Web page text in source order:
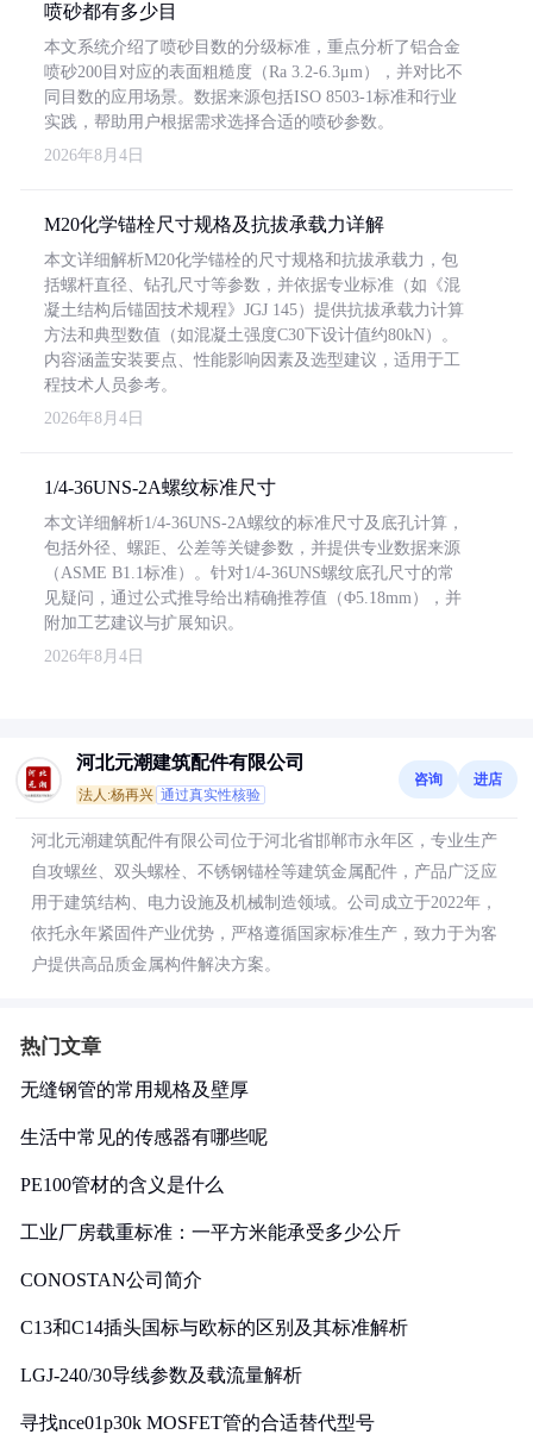
喷砂都有多少目
本文系统介绍了喷砂目数的分级标准，重点分析了铝合金
喷砂200目对应的表面粗糙度（Ra 3.2-6.3μm），并对比不
同目数的应用场景。数据来源包括ISO 8503-1标准和行业
实践，帮助用户根据需求选择合适的喷砂参数。
2026年8月4日
M20化学锚栓尺寸规格及抗拔承载力详解
本文详细解析M20化学锚栓的尺寸规格和抗拔承载力，包
括螺杆直径、钻孔尺寸等参数，并依据专业标准（如《混
凝土结构后锚固技术规程》JGJ 145）提供抗拔承载力计算
方法和典型数值（如混凝土强度C30下设计值约80kN）。
内容涵盖安装要点、性能影响因素及选型建议，适用于工
程技术人员参考。
2026年8月4日
1/4-36UNS-2A螺纹标准尺寸
本文详细解析1/4-36UNS-2A螺纹的标准尺寸及底孔计算，
包括外径、螺距、公差等关键参数，并提供专业数据来源
（ASME B1.1标准）。针对1/4-36UNS螺纹底孔尺寸的常
见疑问，通过公式推导给出精确推荐值（Φ5.18mm），并
附加工艺建议与扩展知识。
2026年8月4日
河北元潮建筑配件有限公司
法人:杨再兴 通过真实性核验
咨询 进店
河北元潮建筑配件有限公司位于河北省邯郸市永年区，专业生产
自攻螺丝、双头螺栓、不锈钢锚栓等建筑金属配件，产品广泛应
用于建筑结构、电力设施及机械制造领域。公司成立于2022年，
依托永年紧固件产业优势，严格遵循国家标准生产，致力于为客
户提供高品质金属构件解决方案。
热门文章
无缝钢管的常用规格及壁厚
生活中常见的传感器有哪些呢
PE100管材的含义是什么
工业厂房载重标准：一平方米能承受多少公斤
CONOSTAN公司简介
C13和C14插头国标与欧标的区别及其标准解析
LGJ-240/30导线参数及载流量解析
寻找nce01p30k MOSFET管的合适替代型号